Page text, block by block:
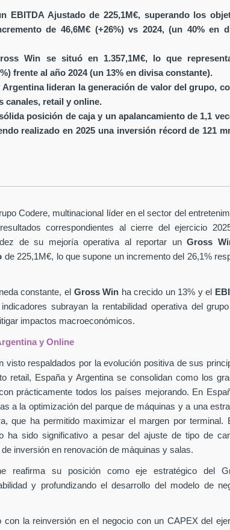
EBITDA Ajustado de 225,1M€, superando los
de 46,6M€ (+26%) vs 2024, (un 40% en
Win se situó en 1.357,1M€, lo que
frente al año 2024 (un 13% en divisa constante).
Argentina lideran la generación de valor del grupo,
canales, retail y online.
posición de caja y un apalancamiento de 1,1
realizado en 2025 una inversión récord de 121
Codere, multinacional líder en el sector del
correspondientes al cierre del ejercicio
de su mejoría operativa al reportar un Gross
de 225,1M€, lo que supone un incremento del 26,1%
constante, el Gross Win ha crecido un 13% y el
subrayan la rentabilidad operativa del
impactos macroeconómicos.
y Online
visto respaldados por la evolución positiva de sus
retail, España y Argentina se consolidan como los
prácticamente todos los países mejorando. En
a la optimización del parque de máquinas y a una
que ha permitido maximizar el margen por terminal.
ha sido significativo a pesar del ajuste de tipo de
inversión en renovación de máquinas y salas.
reafirma su posición como eje estratégico del
y profundizando el desarrollo del modelo de
con la reinversión en el negocio con un CAPEX del